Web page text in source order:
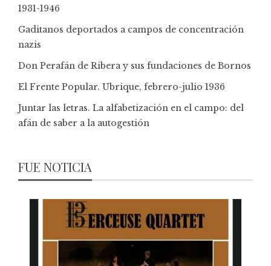
1931-1946
Gaditanos deportados a campos de concentración
nazis
Don Perafán de Ribera y sus fundaciones de Bornos
El Frente Popular. Ubrique, febrero-julio 1936
Juntar las letras. La alfabetización en el campo: del
afán de saber a la autogestión
FUE NOTICIA